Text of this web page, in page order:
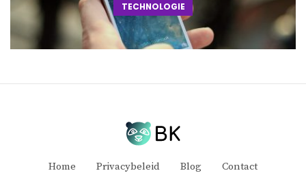
TECHNOLOGIE
Home Privacybeleid Blog Contact